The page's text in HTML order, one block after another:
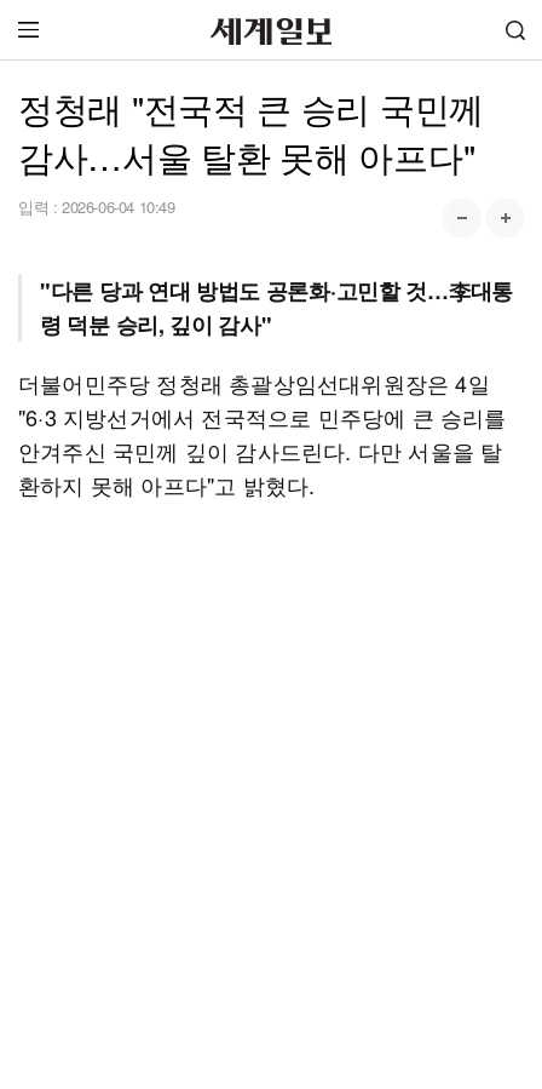
정청래 "전국적 큰 승리 국민께
감사…서울 탈환 못해 아프다"
입력 : 2026-06-04 10:49
"다른 당과 연대 방법도 공론화·고민할 것…李대통
령 덕분 승리, 깊이 감사"
더불어민주당 정청래 총괄상임선대위원장은 4일
"6·3 지방선거에서 전국적으로 민주당에 큰 승리를
안겨주신 국민께 깊이 감사드린다. 다만 서울을 탈
환하지 못해 아프다"고 밝혔다.